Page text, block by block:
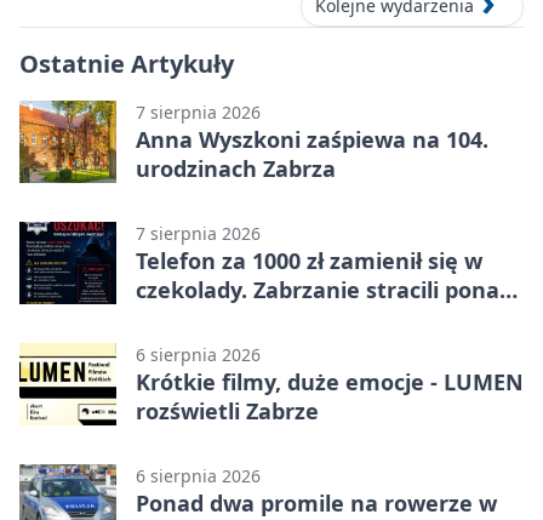
Kolejne wydarzenia
Ostatnie Artykuły
7 sierpnia 2026
Anna Wyszkoni zaśpiewa na 104.
urodzinach Zabrza
7 sierpnia 2026
Telefon za 1000 zł zamienił się w
czekolady. Zabrzanie stracili ponad
6 sierpnia 2026
Krótkie filmy, duże emocje - LUMEN
rozświetli Zabrze
6 sierpnia 2026
Ponad dwa promile na rowerze w